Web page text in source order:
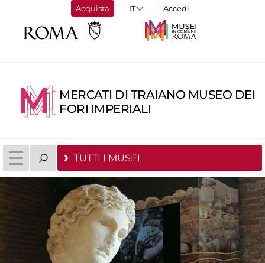
Acquista Accedi
MERCATI DI TRAIANO MUSEO DEI
FORI IMPERIALI
TUTTI I MUSEI